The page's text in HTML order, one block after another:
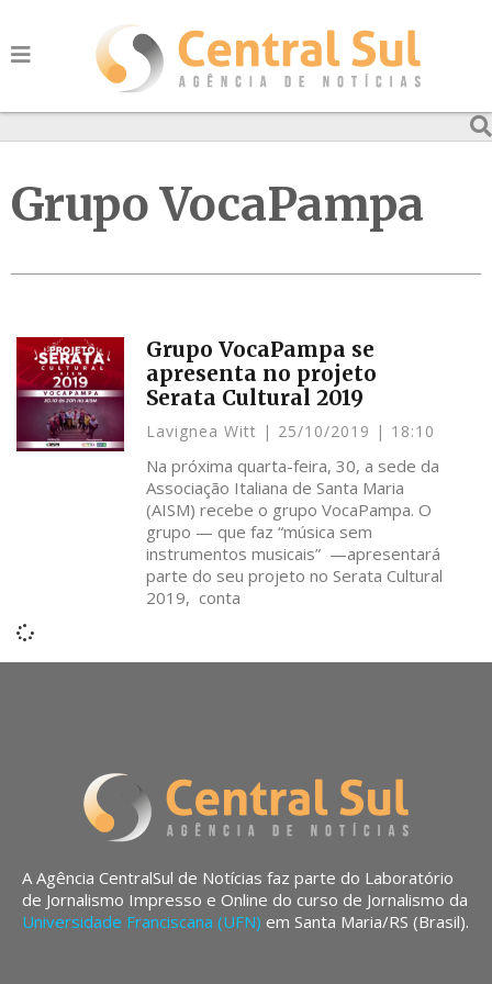
Grupo VocaPampa
Grupo VocaPampa se
apresenta no projeto
Serata Cultural 2019
Lavignea Witt 25/10/2019 18:10
Na próxima quarta-feira, 30, a sede da
Associação Italiana de Santa Maria
(AISM) recebe o grupo VocaPampa. O
grupo — que faz “música sem
instrumentos musicais” —apresentará
parte do seu projeto no Serata Cultural
2019, conta
A Agência CentralSul de Notícias faz parte do Laboratório
de Jornalismo Impresso e Online do curso de Jornalismo da
Universidade Franciscana (UFN) em Santa Maria/RS (Brasil).